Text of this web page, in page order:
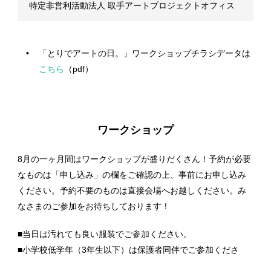
特定非営利活動法人 取手アートプロジェクトオフィス
「とりでアートの日。」ワークショップチラシデータは
こちら
（pdf）
ワークショップ
8月の一ヶ月間はワークショップが盛りだくさん！予約が必要
なものは「申し込み」の欄をご確認の上、事前にお申し込み
ください。予約不要のものは直接会場へお越しください。み
なさまのご参加をお待ちしております！
■当日は汚れても良い服装でご参加ください。
■小学校低学年（3年生以下）は保護者同伴でご参加くださ